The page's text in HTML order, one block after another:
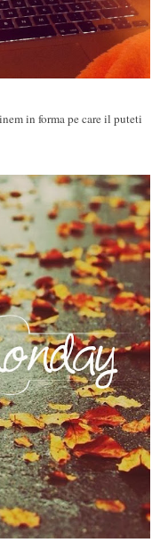
in forma pe care il puteti